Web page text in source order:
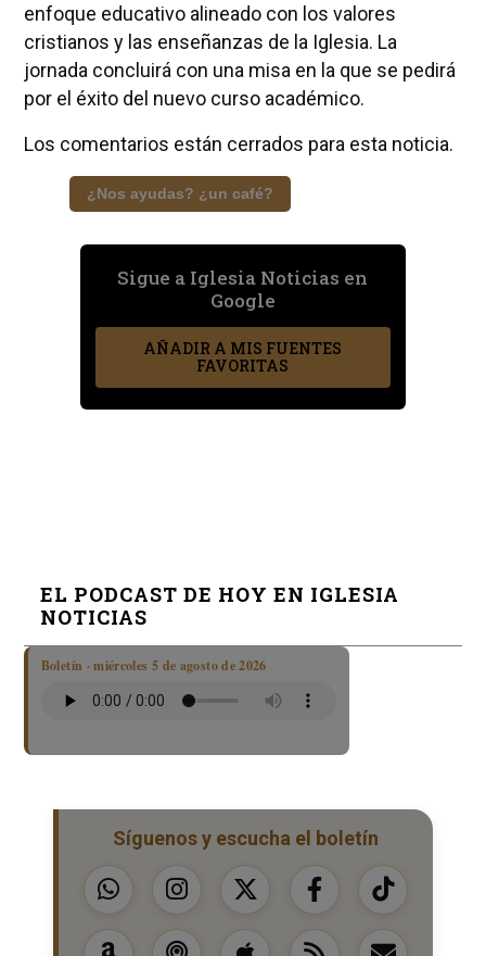
enfoque educativo alineado con los valores
cristianos y las enseñanzas de la Iglesia. La
jornada concluirá con una misa en la que se pedirá
por el éxito del nuevo curso académico.
Los comentarios están cerrados para esta noticia.
¿Nos ayudas? ¿un café?
Sigue a Iglesia Noticias en
Google
AÑADIR A MIS FUENTES
FAVORITAS
EL PODCAST DE HOY EN IGLESIA
NOTICIAS
Boletín · miércoles 5 de agosto de 2026
Síguenos y escucha el boletín